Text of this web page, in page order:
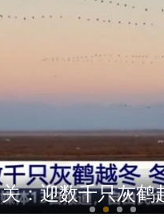
：迎数千只灰鹤